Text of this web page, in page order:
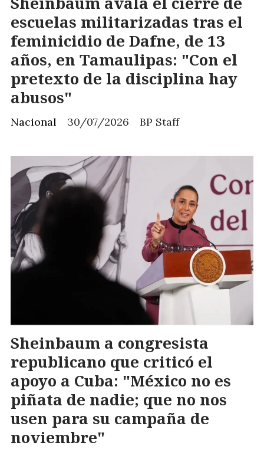
escuelas militarizadas tras el
feminicidio de Dafne, de 13
años, en Tamaulipas: "Con el
pretexto de la disciplina hay
abusos"
BP Staff
Nacional 30/07/2026
Sheinbaum a congresista
republicano que criticó el
apoyo a Cuba: "México no es
piñata de nadie; que no nos
usen para su campaña de
noviembre"